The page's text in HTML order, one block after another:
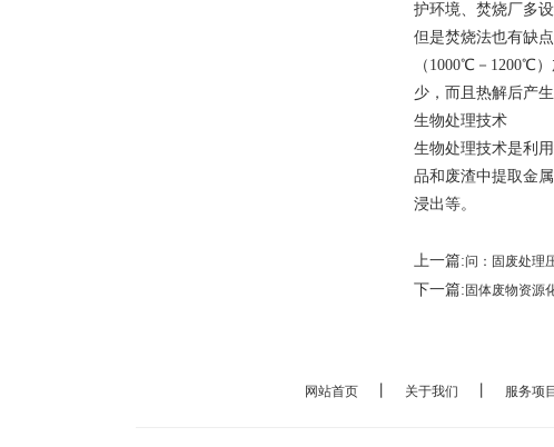
护环境、焚烧厂多
但是焚烧法也有缺
（1000℃－1200℃
少，而且热解后产
生物处理技术
生物处理技术是利
品和废渣中提取金
浸出等。
上一篇:问：固废处理
下一篇: 固体废物资源
网站首页 关于我们 服务项目